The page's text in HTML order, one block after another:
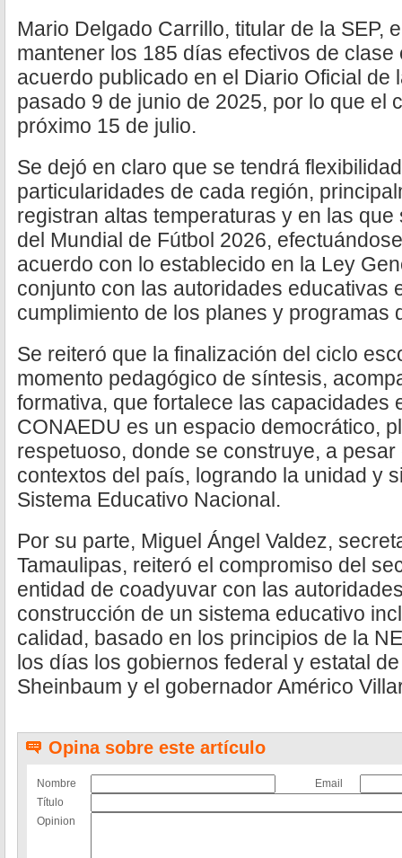
Mario Delgado Carrillo, titular de la SEP,
mantener los 185 días efectivos de clase
acuerdo publicado en el Diario Oficial de
pasado 9 de junio de 2025, por lo que el
próximo 15 de julio.
Se dejó en claro que se tendrá
particularidades de cada región,
registran altas temperaturas y en las
del Mundial de Fútbol 2026,
acuerdo con lo establecido en la Ley
conjunto con las autoridades educativas
cumplimiento de los planes y programas
Se reiteró que la finalización del ciclo
momento pedagógico de síntesis,
formativa, que fortalece las capacidades
CONAEDU es un espacio democrático,
respetuoso, donde se construye, a
contextos del país, logrando la unidad y
Sistema Educativo Nacional.
Por su parte, Miguel Ángel Valdez,
Tamaulipas, reiteró el compromiso del
entidad de coadyuvar con las
construcción de un sistema educativo
calidad, basado en los principios de la
los días los gobiernos federal y estatal
Sheinbaum y el gobernador Américo
Opina sobre este artículo
Nombre
Email
Título
Opinion